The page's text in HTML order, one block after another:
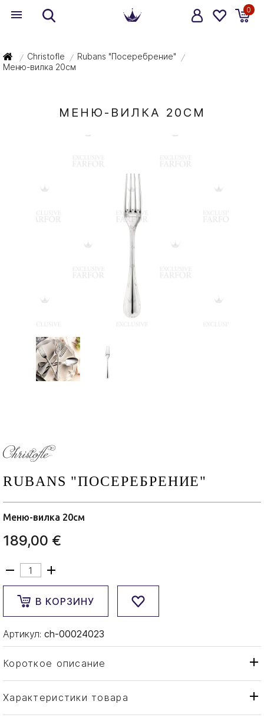
0
/ Christofle / Rubans "Посеребрение" /
Меню-вилка 20см
МЕНЮ-ВИЛКА 20СМ
RUBANS "ПОСЕРЕБРЕНИЕ"
Меню-вилка 20см
189,00 €
В КОРЗИНУ
Артикул: ch-00024023
Короткое описание
Характеристики товара
Тип товара
Вилка